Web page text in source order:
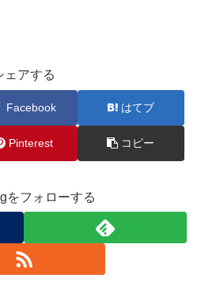
ェアする
Facebook はてブ
Pinterest コピー
をフォローする